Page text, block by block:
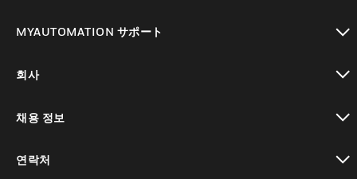
MYAUTOMATION サポート
회사
채용 정보
연락처